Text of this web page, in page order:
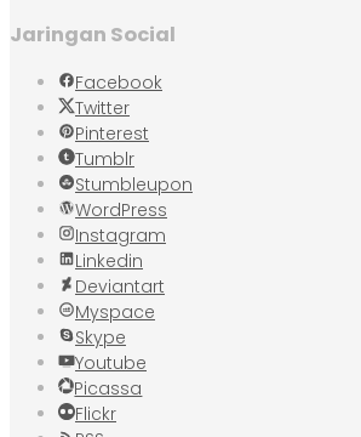
Jaringan Social
Facebook
Twitter
Pinterest
Tumblr
Stumbleupon
WordPress
Instagram
Linkedin
Deviantart
Myspace
Skype
Youtube
Picassa
Flickr